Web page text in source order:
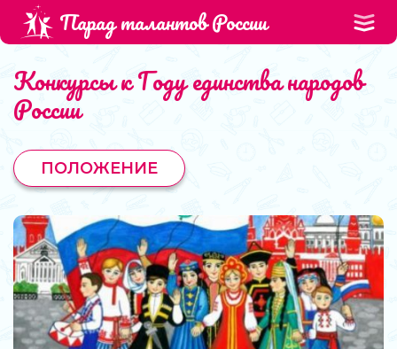
Парад талантов России
Конкурсы к Году единства народов
России
ПОЛОЖЕНИЕ